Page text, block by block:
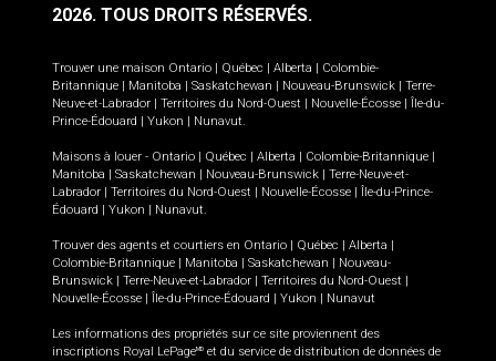
2026. TOUS DROITS RÉSERVÉS.
Trouver une maison Ontario Québec Alberta
Colombie-
Britannique
Manitoba Saskatchewan Nouveau-Brunswick
Terre-
Neuve-et-Labrador
Territoires du Nord-Ouest Nouvelle-Écosse
Île-du-
Prince-Édouard
Yukon Nunavut.
Maisons à louer - Ontario Québec Alberta Colombie-Britannique
Manitoba
Saskatchewan Nouveau-Brunswick
Terre-Neuve-et-
Labrador
Territoires du Nord-Ouest Nouvelle-Écosse
Île-du-Prince-
Édouard
Yukon Nunavut.
Trouver des agents et courtiers en Ontario Québec Alberta
Colombie-Britannique
Manitoba Saskatchewan
Nouveau-
Brunswick
Terre-Neuve-et-Labrador Territoires du Nord-Ouest
Nouvelle-Écosse
Île-du-Prince-Édouard Yukon Nunavut
Les informations des propriétés sur ce site proviennent des
inscriptions Royal LePageMD et du service de distribution de données de